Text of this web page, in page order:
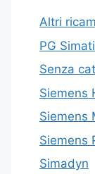
Altri
PG
Senza
Siemens
Siemens
Siemens
Simadyn